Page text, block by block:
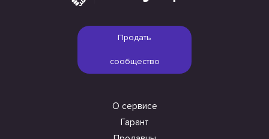
Продать
сообщество
О сервисе
Гарант